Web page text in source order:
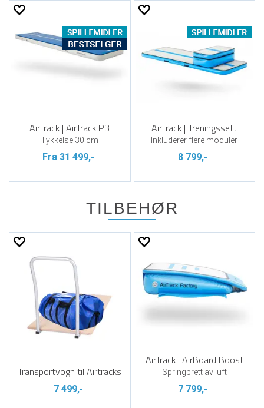
AirTrack | AirTrack P3
Tykkelse 30 cm
Fra 31 499,-
AirTrack | Treningssett
Inkluderer flere moduler
8 799,-
TILBEHØR
Transportvogn til Airtracks
7 499,-
AirTrack | AirBoard Boost
Springbrett av luft
7 799,-